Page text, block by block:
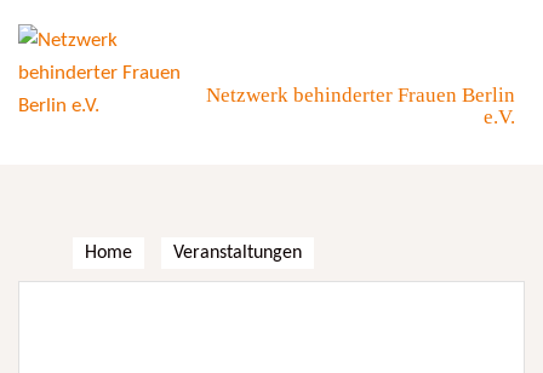
content
Netzwerk behinderter Frauen Berlin
e.V.
Home Veranstaltungen